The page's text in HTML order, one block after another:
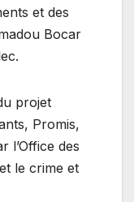
et des
Bocar
projet
Promis,
l’Office des
le crime et